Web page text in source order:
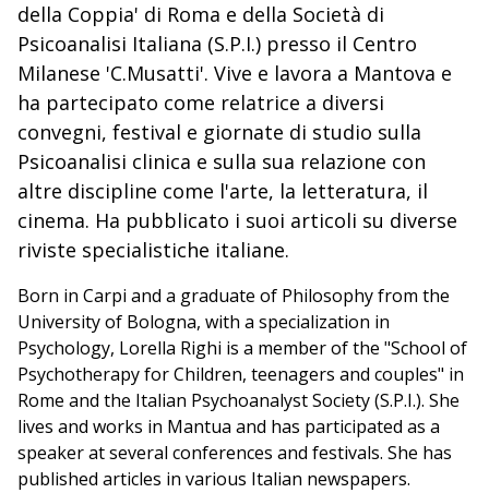
della Coppia' di Roma e della Società di
Psicoanalisi Italiana (S.P.I.) presso il Centro
Milanese 'C.Musatti'. Vive e lavora a Mantova e
ha partecipato come relatrice a diversi
convegni, festival e giornate di studio sulla
Psicoanalisi clinica e sulla sua relazione con
altre discipline come l'arte, la letteratura, il
cinema. Ha pubblicato i suoi articoli su diverse
riviste specialistiche italiane.
Born in Carpi and a graduate of Philosophy from the
University of Bologna, with a specialization in
Psychology, Lorella Righi is a member of the "School of
Psychotherapy for Children, teenagers and couples" in
Rome and the Italian Psychoanalyst Society (S.P.I.). She
lives and works in Mantua and has participated as a
speaker at several conferences and festivals. She has
published articles in various Italian newspapers.